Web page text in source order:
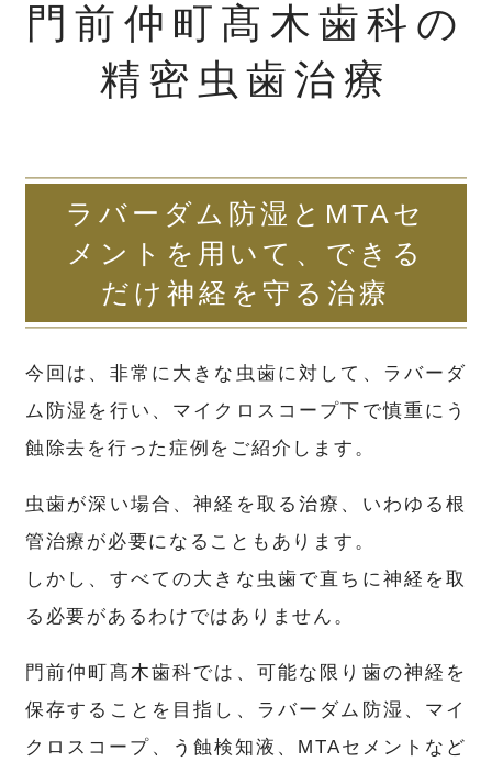
門前仲町髙木歯科の
精密虫歯治療
ラバーダム防湿とMTAセ
メントを用いて、できる
だけ神経を守る治療
今回は、非常に大きな虫歯に対して、ラバーダ
ム防湿を行い、マイクロスコープ下で慎重にう
蝕除去を行った症例をご紹介します。
虫歯が深い場合、神経を取る治療、いわゆる根
管治療が必要になることもあります。
しかし、すべての大きな虫歯で直ちに神経を取
る必要があるわけではありません。
門前仲町髙木歯科では、可能な限り歯の神経を
保存することを目指し、ラバーダム防湿、マイ
クロスコープ、う蝕検知液、MTAセメントなど